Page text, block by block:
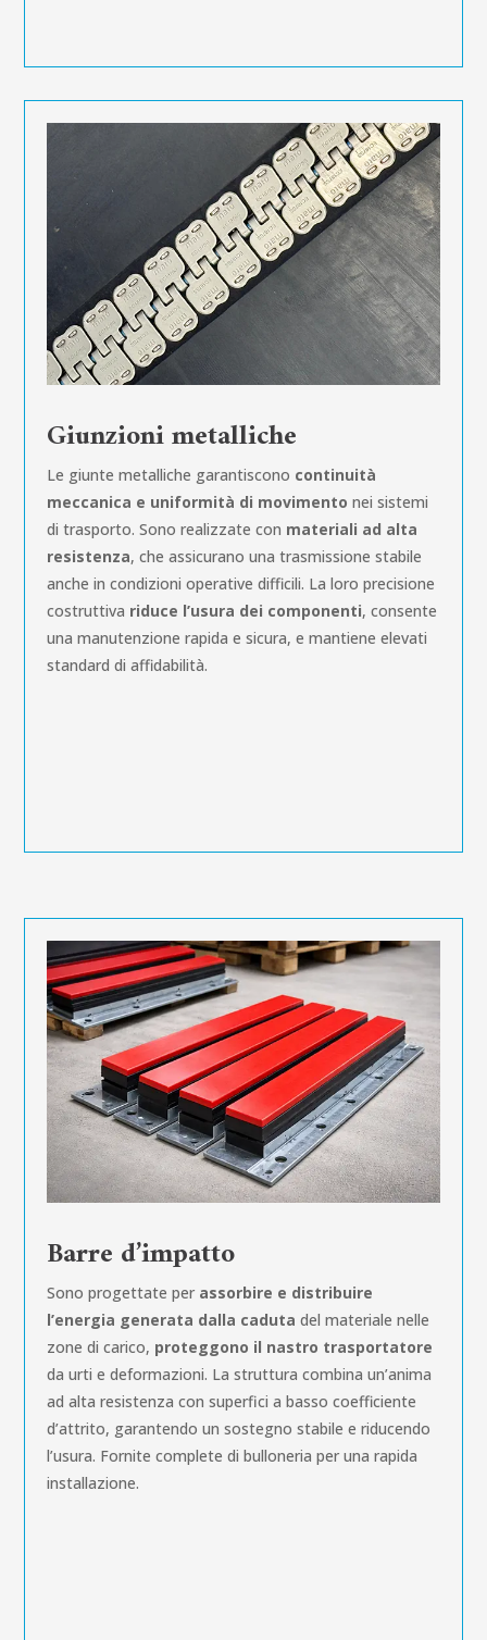
Giunzioni metalliche
Le giunte metalliche garantiscono continuità
meccanica e uniformità di movimento nei sistemi
di trasporto. Sono realizzate con materiali ad alta
resistenza, che assicurano una trasmissione stabile
anche in condizioni operative difficili. La loro precisione
costruttiva riduce l’usura dei componenti, consente
una manutenzione rapida e sicura, e mantiene elevati
standard di affidabilità.
Barre d’impatto
Sono progettate per assorbire e distribuire
l’energia generata dalla caduta del materiale nelle
zone di carico, proteggono il nastro trasportatore
da urti e deformazioni. La struttura combina un’anima
ad alta resistenza con superfici a basso coefficiente
d’attrito, garantendo un sostegno stabile e riducendo
l’usura. Fornite complete di bulloneria per una rapida
installazione.